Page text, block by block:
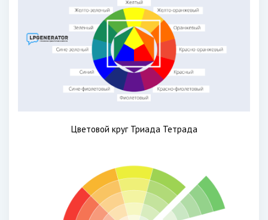
Цветовой круг Триада Тетрада